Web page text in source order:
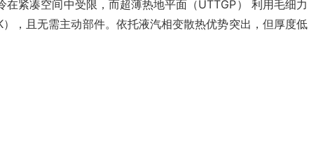
紧凑空间中受限，而超薄热地平面（UTTGP） 利用毛细力
，且无需主动部件。依托液汽相变散热优势突出，但厚度低